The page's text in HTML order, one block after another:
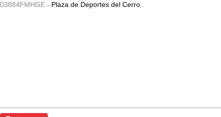
03884FMHGE - Plaza de Deportes del Cerro.